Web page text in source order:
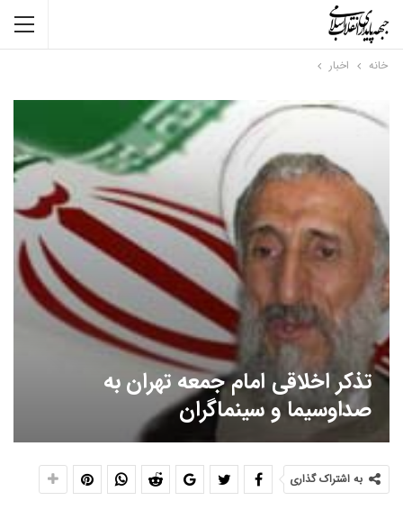
خانه اخبار
تذکر اخلاقی امام جمعه تهران به
صداوسیما و سینماگران
به اشتراک گذاری